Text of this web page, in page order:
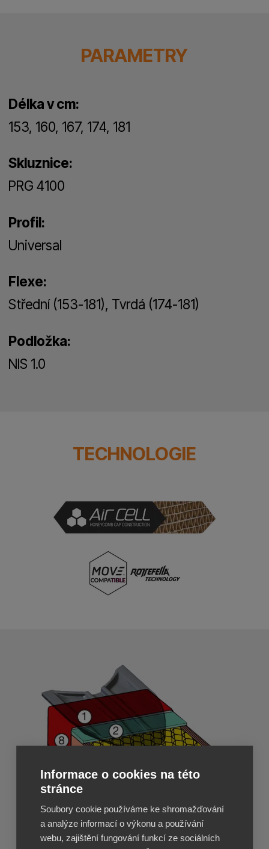
PARAMETRY
Délka v cm:
153, 160, 167, 174, 181
Skluznice:
PRG 4100
Profil:
Universal
Flexe:
Střední (153-181), Tvrdá (174-181)
Podložka:
NIS 1.0
TECHNOLOGIE
Informace o cookies na této
stránce
Soubory cookie používáme ke shromažďování
a analýze informací o výkonu a používání
webu, zajištění fungování funkcí ze sociálních